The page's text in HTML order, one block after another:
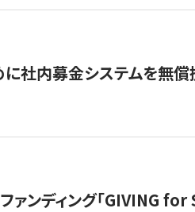
社内募金システムを無償
ァンディング「GIVING for